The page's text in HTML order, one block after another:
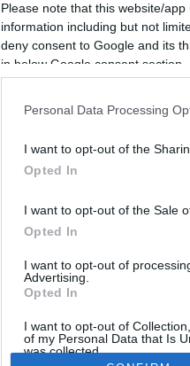
Please note that this website/
information including but not
deny consent to Google and its
in below Google consent section.
Personal Data Processing
I want to opt-out of the
Opted In
I want to opt-out of the Sale
Opted In
I want to opt-out of
Advertising.
Opted In
I want to opt-out of
of my Personal Data that Is
was collected.